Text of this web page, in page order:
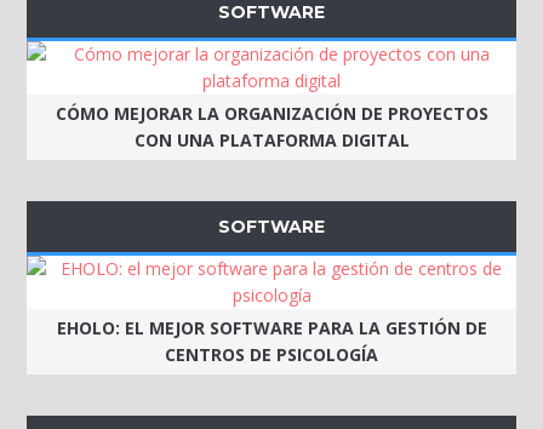
SOFTWARE
CÓMO MEJORAR LA ORGANIZACIÓN DE PROYECTOS
CON UNA PLATAFORMA DIGITAL
SOFTWARE
EHOLO: EL MEJOR SOFTWARE PARA LA GESTIÓN DE
CENTROS DE PSICOLOGÍA